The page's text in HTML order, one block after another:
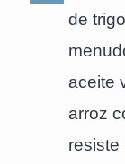
de
aceite
arroz
resiste